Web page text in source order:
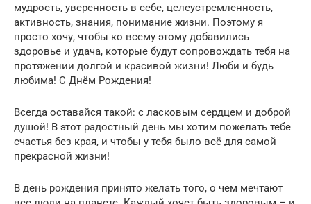
мудрость, уверенность в себе, целеустремленность,
активность, знания, понимание жизни. Поэтому я
просто хочу, чтобы ко всему этому добавились
здоровье и удача, которые будут сопровождать тебя на
протяжении долгой и красивой жизни! Люби и будь
любима! С Днём Рождения!
Всегда оставайся такой: с ласковым сердцем и доброй
душой! В этот радостный день мы хотим пожелать тебе
счастья без края, и чтобы у тебя было всё для самой
прекрасной жизни!
В день рождения принято желать того, о чем мечтают